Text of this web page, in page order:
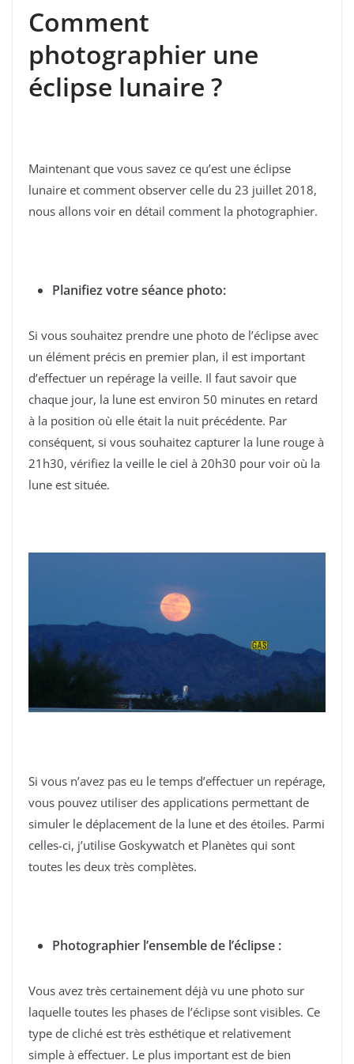
Comment
photographier une
éclipse lunaire ?
Maintenant que vous savez ce qu’est une éclipse
lunaire et comment observer celle du 23 juillet 2018,
nous allons voir en détail comment la photographier.
Planifiez votre séance photo:
Si vous souhaitez prendre une photo de l’éclipse avec
un élément précis en premier plan, il est important
d’effectuer un repérage la veille. Il faut savoir que
chaque jour, la lune est environ 50 minutes en retard
à la position où elle était la nuit précédente. Par
conséquent, si vous souhaitez capturer la lune rouge à
21h30, vérifiez la veille le ciel à 20h30 pour voir où la
lune est située.
Si vous n’avez pas eu le temps d’effectuer un repérage,
vous pouvez utiliser des applications permettant de
simuler le déplacement de la lune et des étoiles. Parmi
celles-ci, j’utilise Goskywatch et Planètes qui sont
toutes les deux très complètes.
Photographier l’ensemble de l’éclipse :
Vous avez très certainement déjà vu une photo sur
laquelle toutes les phases de l’éclipse sont visibles. Ce
type de cliché est très esthétique et relativement
simple à effectuer. Le plus important est de bien